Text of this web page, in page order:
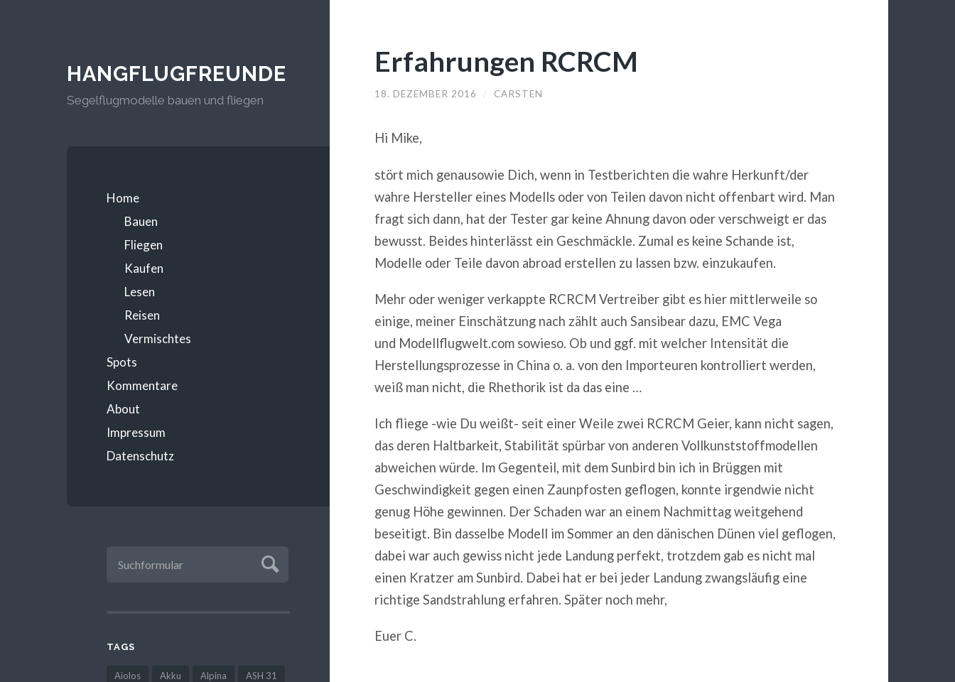
HANGFLUGFREUNDE
Segelflugmodelle bauen und fliegen
Home
Bauen
Fliegen
Kaufen
Lesen
Reisen
Vermischtes
Spots
Kommentare
About
Impressum
Datenschutz
TAGS
Aiolos Akku Alpina ASH 31
Erfahrungen RCRCM
18. DEZEMBER 2016 / CARSTEN
Hi Mike,
stört mich genausowie Dich, wenn in Testberichten die wahre Herkunft/der
wahre Hersteller eines Modells oder von Teilen davon nicht offenbart wird. Man
fragt sich dann, hat der Tester gar keine Ahnung davon oder verschweigt er das
bewusst. Beides hinterlässt ein Geschmäckle. Zumal es keine Schande ist,
Modelle oder Teile davon abroad erstellen zu lassen bzw. einzukaufen.
Mehr oder weniger verkappte RCRCM Vertreiber gibt es hier mittlerweile so
einige, meiner Einschätzung nach zählt auch Sansibear dazu, EMC Vega
und Modellflugwelt.com sowieso. Ob und ggf. mit welcher Intensität die
Herstellungsprozesse in China o. a. von den Importeuren kontrolliert werden,
weiß man nicht, die Rhethorik ist da das eine …
Ich fliege -wie Du weißt- seit einer Weile zwei RCRCM Geier, kann nicht sagen,
das deren Haltbarkeit, Stabilität spürbar von anderen Vollkunststoffmodellen
abweichen würde. Im Gegenteil, mit dem Sunbird bin ich in Brüggen mit
Geschwindigkeit gegen einen Zaunpfosten geflogen, konnte irgendwie nicht
genug Höhe gewinnen. Der Schaden war an einem Nachmittag weitgehend
beseitigt. Bin dasselbe Modell im Sommer an den dänischen Dünen viel geflogen,
dabei war auch gewiss nicht jede Landung perfekt, trotzdem gab es nicht mal
einen Kratzer am Sunbird. Dabei hat er bei jeder Landung zwangsläufig eine
richtige Sandstrahlung erfahren. Später noch mehr,
Euer C.